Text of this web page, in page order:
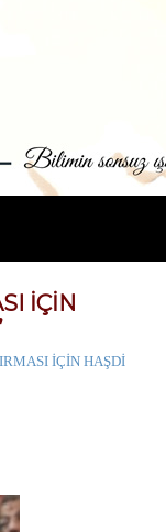
İÇİN
İÇİN HAŞDİ